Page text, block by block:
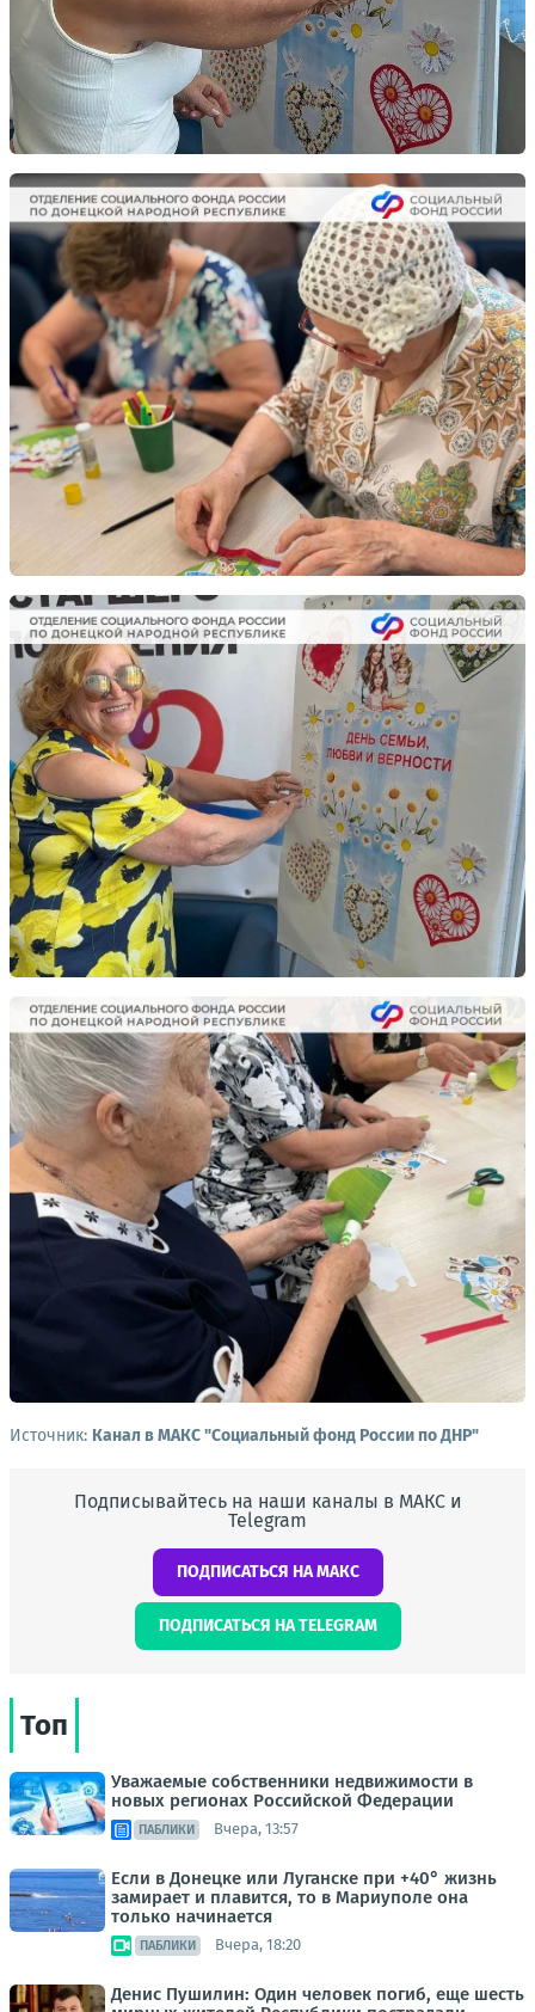
Источник: Канал в МАКС "Социальный фонд России по ДНР"
Подписывайтесь на наши каналы в МАКС и
Telegram
ПОДПИСАТЬСЯ НА МАКС
ПОДПИСАТЬСЯ НА TELEGRAM
Топ
Уважаемые собственники недвижимости в
новых регионах Российской Федерации
ПАБЛИКИ Вчера, 13:57
Если в Донецке или Луганске при +40° жизнь
замирает и плавится, то в Мариуполе она
только начинается
ПАБЛИКИ Вчера, 18:20
Денис Пушилин: Один человек погиб, еще шесть